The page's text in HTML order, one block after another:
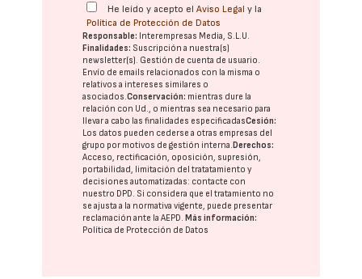
He leído y acepto elAviso Legal y la
Política de Protección de Datos
Responsable: Interempresas Media, S.L.U.
Finalidades: Suscripción a nuestra(s)
newsletter(s). Gestión de cuenta de usuario.
Envío de emails relacionados con la misma o
relativos a intereses similares o
asociados.Conservación: mientras dure la
relación con Ud., o mientras sea necesario para
llevar a cabo las finalidades especificadasCesión:
Los datos pueden cederse a otras empresas del
grupo por motivos de gestión interna.Derechos:
Acceso, rectificación, oposición, supresión,
portabilidad, limitación del tratatamiento y
decisiones automatizadas: contacte con
nuestro DPD . Si considera que el tratamiento no
se ajusta a la normativa vigente, puede presentar
reclamación ante laAEPD .Más información:
Política de Protección de Datos